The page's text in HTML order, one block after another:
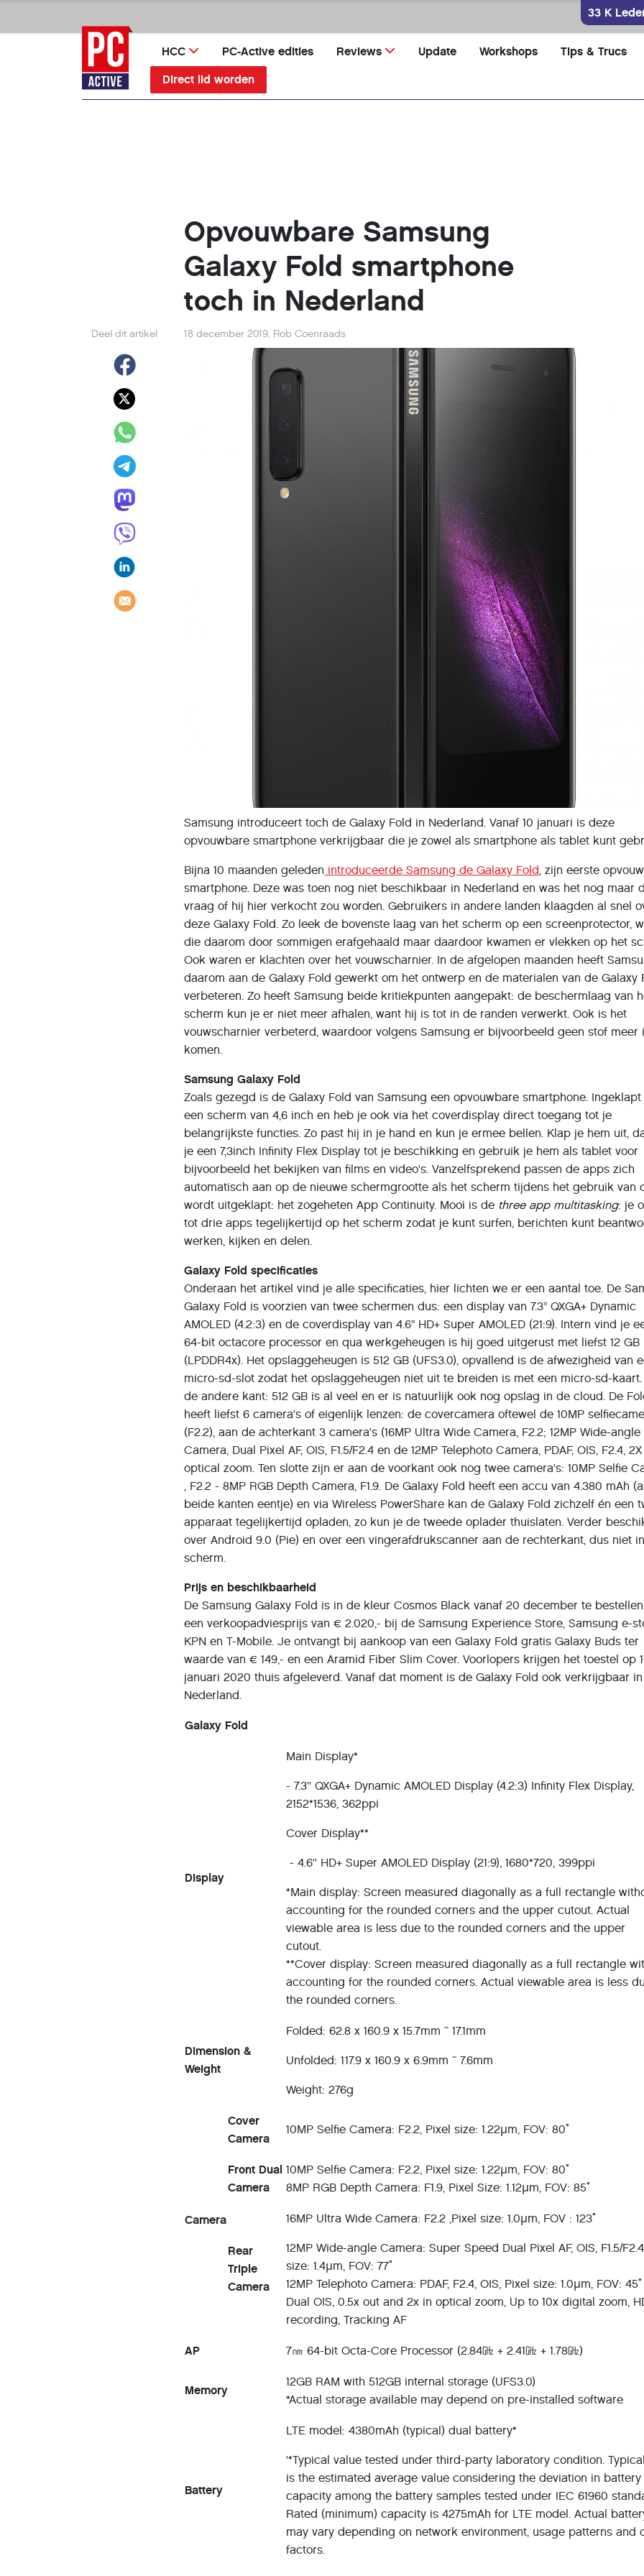
direct
naar
inhoud
33 K
HCC PC-Active edities Reviews Update Workshops Tips & Trucs
Direct lid worden
Opvouwbare Samsung
Galaxy Fold smartphone
toch in Nederland
Deel dit artikel 18 december 2019, Rob Coenraads
Samsung introduceert toch de Galaxy Fold in Nederland. Vanaf 10 januari is deze
opvouwbare smartphone verkrijgbaar die je zowel als smartphone als tablet kunt
Bijna 10 maanden geleden introduceerde Samsung de Galaxy Fold, zijn eerste
smartphone. Deze was toen nog niet beschikbaar in Nederland en was het nog maar
vraag of hij hier verkocht zou worden. Gebruikers in andere landen klaagden al snel
deze Galaxy Fold. Zo leek de bovenste laag van het scherm op een screenprotector,
die daarom door sommigen erafgehaald maar daardoor kwamen er vlekken op het
Ook waren er klachten over het vouwscharnier. In de afgelopen maanden heeft
daarom aan de Galaxy Fold gewerkt om het ontwerp en de materialen van de Galaxy
verbeteren. Zo heeft Samsung beide kritiekpunten aangepakt: de beschermlaag van
scherm kun je er niet meer afhalen, want hij is tot in de randen verwerkt. Ook is het
vouwscharnier verbeterd, waardoor volgens Samsung er bijvoorbeeld geen stof meer
komen.
Samsung Galaxy Fold
Zoals gezegd is de Galaxy Fold van Samsung een opvouwbare smartphone.
een scherm van 4,6 inch en heb je ook via het coverdisplay direct toegang tot je
belangrijkste functies. Zo past hij in je hand en kun je ermee bellen. Klap je hem uit,
je een 7,3inch Infinity Flex Display tot je beschikking en gebruik je hem als tablet voor
bijvoorbeeld het bekijken van films en video's. Vanzelfsprekend passen de apps zich
automatisch aan op de nieuwe schermgrootte als het scherm tijdens het gebruik van
wordt uitgeklapt: het zogeheten App Continuity. Mooi is de three app multitasking: je
tot drie apps tegelijkertijd op het scherm zodat je kunt surfen, berichten kunt
werken, kijken en delen.
Galaxy Fold specificaties
Onderaan het artikel vind je alle specificaties, hier lichten we er een aantal toe. De
Galaxy Fold is voorzien van twee schermen dus: een display van 7.3” QXGA+ Dynamic
AMOLED (4.2:3) en de coverdisplay van 4.6” HD+ Super AMOLED (21:9). Intern vind je
64-bit octacore processor en qua werkgeheugen is hij goed uitgerust met liefst 12 GB
(LPDDR4x). Het opslaggeheugen is 512 GB (UFS3.0), opvallend is de afwezigheid van
micro-sd-slot zodat het opslaggeheugen niet uit te breiden is met een micro-sd-kaart.
de andere kant: 512 GB is al veel en er is natuurlijk ook nog opslag in de cloud. De
heeft liefst 6 camera's of eigenlijk lenzen: de covercamera oftewel de 10MP
(F2.2), aan de achterkant 3 camera's (16MP Ultra Wide Camera, F2.2; 12MP Wide-angle
Camera, Dual Pixel AF, OIS, F1.5/F2.4 en de 12MP Telephoto Camera, PDAF, OIS, F2.4, 2X
optical zoom. Ten slotte zijn er aan de voorkant ook nog twee camera's: 10MP Selfie
, F2.2 - 8MP RGB Depth Camera, F1.9. De Galaxy Fold heeft een accu van 4.380 mAh
beide kanten eentje) en via Wireless PowerShare kan de Galaxy Fold zichzelf én een
apparaat tegelijkertijd opladen, zo kun je de tweede oplader thuislaten. Verder
over Android 9.0 (Pie) en over een vingerafdrukscanner aan de rechterkant, dus niet
scherm.
Prijs en beschikbaarheid
De Samsung Galaxy Fold is in de kleur Cosmos Black vanaf 20 december te
een verkoopadviesprijs van € 2.020,- bij de Samsung Experience Store, Samsung e-
KPN en T-Mobile. Je ontvangt bij aankoop van een Galaxy Fold gratis Galaxy Buds ter
waarde van € 149,- en een Aramid Fiber Slim Cover. Voorlopers krijgen het toestel op
januari 2020 thuis afgeleverd. Vanaf dat moment is de Galaxy Fold ook verkrijgbaar in
Nederland.
Galaxy Fold
Display
Main Display*
- 7.3'' QXGA+ Dynamic AMOLED Display (4.2:3) Infinity Flex Display,
2152*1536, 362ppi
Cover Display**
- 4.6'' HD+ Super AMOLED Display (21:9), 1680*720, 399ppi
*Main display: Screen measured diagonally as a full rectangle
accounting for the rounded corners and the upper cutout. Actual
viewable area is less due to the rounded corners and the upper
cutout.
**Cover display: Screen measured diagonally as a full rectangle
accounting for the rounded corners. Actual viewable area is less
the rounded corners.
Dimension &
Weight
Folded: 62.8 x 160.9 x 15.7mm ~ 17.1mm
Unfolded: 117.9 x 160.9 x 6.9mm ~ 7.6mm
Weight: 276g
Camera
Cover
Camera
10MP Selfie Camera: F2.2, Pixel size: 1.22μm, FOV: 80˚
Front Dual
Camera
10MP Selfie Camera: F2.2, Pixel size: 1.22μm, FOV: 80˚
8MP RGB Depth Camera: F1.9, Pixel Size: 1.12μm, FOV: 85˚
Rear
Triple
Camera
16MP Ultra Wide Camera: F2.2 ,Pixel size: 1.0μm, FOV : 123˚
12MP Wide-angle Camera: Super Speed Dual Pixel AF, OIS, F1.5/
size: 1.4μm, FOV: 77˚
12MP Telephoto Camera: PDAF, F2.4, OIS, Pixel size: 1.0μm, FOV: 45˚
Dual OIS, 0.5x out and 2x in optical zoom, Up to 10x digital zoom,
recording, Tracking AF
AP 7㎚ 64-bit Octa-Core Processor (2.84㎓ + 2.41㎓ + 1.78㎓)
Memory
12GB RAM with 512GB internal storage (UFS3.0)
*Actual storage available may depend on pre-installed software
Battery
LTE model: 4380mAh (typical) dual battery*
'*Typical value tested under third-party laboratory condition.
is the estimated average value considering the deviation in battery
capacity among the battery samples tested under IEC 61960
Rated (minimum) capacity is 4275mAh for LTE model. Actual
may vary depending on network environment, usage patterns and
factors.